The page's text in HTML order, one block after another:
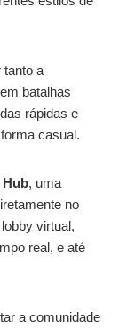
tanto a
batalhas
rápidas e
casual.
Hub, uma
no
virtual,
real, e até
a comunidade